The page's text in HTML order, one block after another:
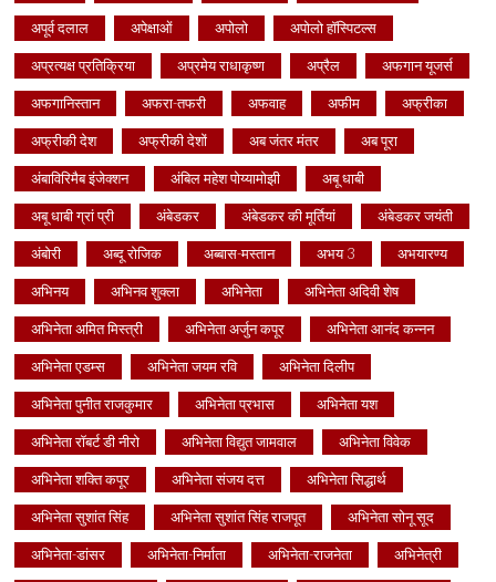
अपूर्व दलाल अपेक्षाओं अपोलो अपोलो हॉस्पिटल्स
अप्रत्यक्ष प्रतिक्रिया अप्रमेय राधाकृष्ण अप्रैल अफगान यूजर्स
अफगानिस्तान अफरा-तफरी अफवाह अफीम अफ्रीका
अफ्रीकी देश अफ्रीकी देशों अब जंतर मंतर अब पूरा
अंबाविरिमैब इंजेक्शन अंबिल महेश पोय्यामोझी अबू धाबी
अबू धाबी ग्रां प्री अंबेडकर अंबेडकर की मूर्तियां अंबेडकर जयंती
अंबोरी अब्दू रोजिक अब्बास-मस्तान अभय 3 अभयारण्य
अभिनय अभिनव शुक्ला अभिनेता अभिनेता अदिवी शेष
अभिनेता अमित मिस्त्री अभिनेता अर्जुन कपूर अभिनेता आनंद कन्नन
अभिनेता एडम्स अभिनेता जयम रवि अभिनेता दिलीप
अभिनेता पुनीत राजकुमार अभिनेता प्रभास अभिनेता यश
अभिनेता रॉबर्ट डी नीरो अभिनेता विद्युत जामवाल अभिनेता विवेक
अभिनेता शक्ति कपूर अभिनेता संजय दत्त अभिनेता सिद्धार्थ
अभिनेता सुशांत सिंह अभिनेता सुशांत सिंह राजपूत अभिनेता सोनू सूद
अभिनेता-डांसर अभिनेता-निर्माता अभिनेता-राजनेता अभिनेत्री